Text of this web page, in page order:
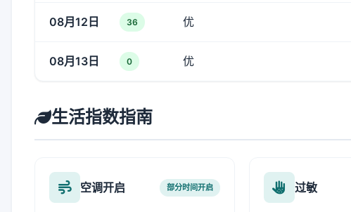
08月12日 36 优
08月13日 0 优
生活指数指南
空调开启 部分时间开启 过敏